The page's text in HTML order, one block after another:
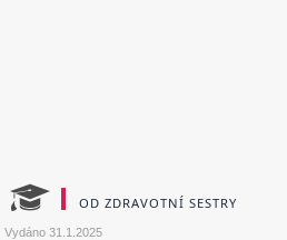
OD ZDRAVOTNÍ SESTRY
Vydáno31.1.2025